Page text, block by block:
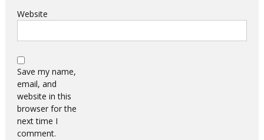
Website
Save my name,
email, and
website in this
browser for the
next time I
comment.